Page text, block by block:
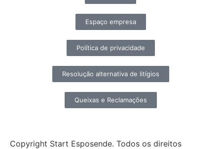
Espaço empresa
Política de privacidade
Resolução alternativa de litígios
Queixas e Reclamações
Copyright Start Esposende. Todos os direitos